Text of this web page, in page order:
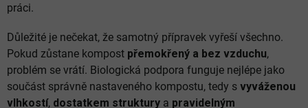
práci.
Důležité je nečekat, že samotný přípravek vyřeší všechno.
Pokud zůstane kompost přemokřený a bez vzduchu,
problém se vrátí. Biologická podpora funguje nejlépe jako
součást správně nastaveného kompostu, tedy s vyváženou
vlhkostí, dostatkem struktury a pravidelným